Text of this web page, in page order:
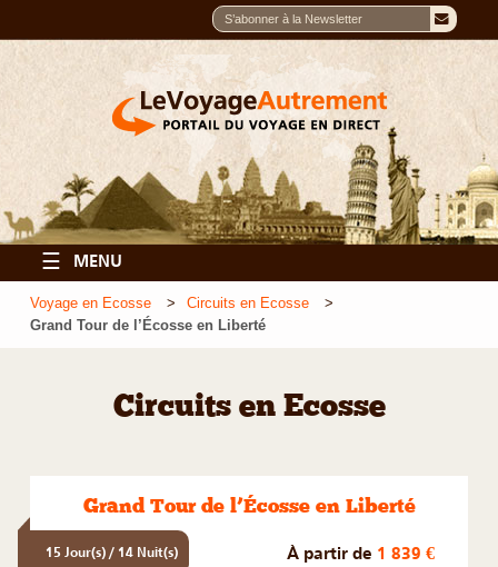
☰ MENU
Voyage en Ecosse
Circuits en Ecosse
Grand Tour de l’Écosse en Liberté
Circuits en Ecosse
Grand Tour de l’Écosse en Liberté
15 Jour(s) / 14 Nuit(s) À partir de 1 839 €